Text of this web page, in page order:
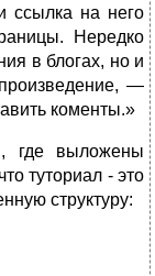
ссылка на него
Нередко
в блогах, но и
—
коменты.»
где выложены
туториал - это
структуру: